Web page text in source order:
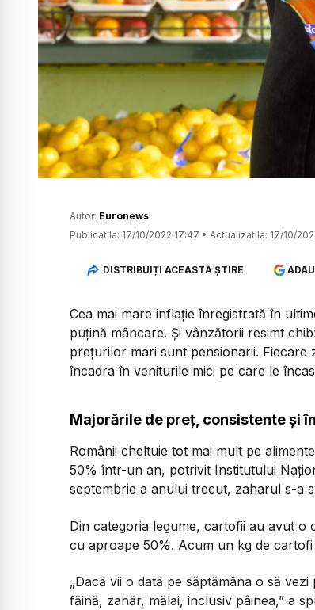
Autor: Euronews
Publicat la: 17/10/2022 17:47 • Actualizat la: 17/10/
DISTRIBUIȚI ACEASTĂ ȘTIRE
Cea mai mare inflație înregistrată în
puțină mâncare. Și vânzătorii resimt
prețurilor mari sunt pensionarii. Fiecare
încadra în veniturile mici pe care le
Majorările de preț, consistente și
Românii cheltuie tot mai mult pe
50% într-un an, potrivit Institutului
septembrie a anului trecut, zaharul s-a
Din categoria legume, cartofii au avut
cu aproape 50%. Acum un kg de
„Dacă vii o dată pe săptămâna o să
făină, zahăr, mălai, inclusiv pâinea,” a